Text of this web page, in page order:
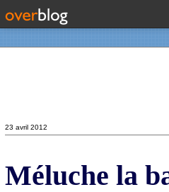
23 avril 2012
Méluche la